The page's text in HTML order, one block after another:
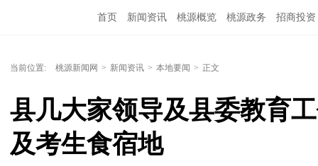
首页 新闻资讯 桃源概览 桃源政务 招商投资
当前位置: 桃源新闻网 > 新闻资讯 > 本地要闻 > 正文
县几大家领导及县委教育
及考生食宿地